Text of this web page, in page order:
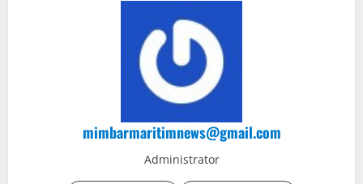
mimbarmaritimnews@gmail.com
Administrator